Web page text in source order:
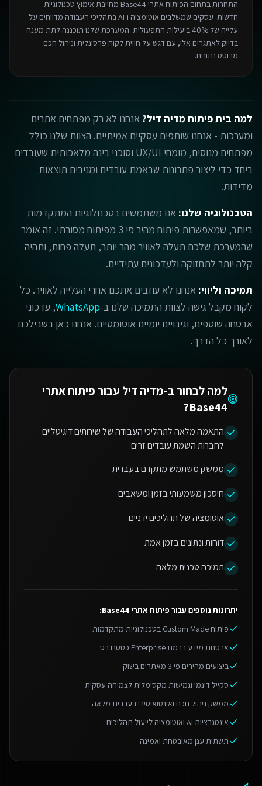
התחרות בתחום הפיתוח אתרי Base44
מחייבת אימוץ טכנולוגיות
חדשות. עסקים שמשלבים אוטומציה ו-AI בתהליכי העבודה מדווחים על
עלייה של 40% ביעילות התפעולית. המערכת שלנו תוכננה לתת מענה
בדיוק לאתגרים אלו, עם דגש על חווית לקוח פרסונלית וניהול חכם
מבוסס נתונים.
למה בית פיתוח מדיה דיל? אנחנו לא רק מפתחים אתרים
ומערכות - אנחנו שותפים עסקיים אמיתיים. הצוות שלנו כולל
מפתחים מנוסים, מומחי UX/UI וסוכני בינה מלאכותית שעובדים
ביחד כדי ליצור פתרונות שבאמת עובדים ומניבים תוצאות
מדידות.
הטכנולוגיה שלנו: אנו משתמשים בטכנולוגיות המתקדמות
ביותר, שמאפשרות פיתוח מהיר פי 3 מפיתוח מסורתי. זה אומר
שהמערכת שלכם תעלה לאוויר מהר יותר, תעלה פחות, ותהיה
קלה יותר לתחזוקה ולעדכונים עתידיים.
תמיכה וליווי: אנחנו לא עוזבים אתכם אחרי העלייה לאוויר. כל
לקוח מקבל גישה לצוות התמיכה שלנו ב-WhatsApp, עדכוני
אבטחה שוטפים, וגיבויים יומיים אוטומטיים. אנחנו כאן בשבילכם
לאורך כל הדרך.
למה לבחור ב-מדיה דיל עבור פיתוח אתרי
Base44
?
התאמה מלאה לתהליכי העבודה של שירותים דיגיטליים
לחברות השמת עובדים זרים
ממשק משתמש מתקדם בעברית
חיסכון משמעותי בזמן ומשאבים
אוטומציה של תהליכים ידניים
דוחות ונתונים בזמן אמת
תמיכה טכנית מלאה
יתרונות נוספים עבור פיתוח אתרי Base44
:
פיתוח Custom Made בטכנולוגיות מתקדמות
אבטחת מידע ברמת Enterprise כסטנדרט
ביצועים מהירים פי 3 מאתרים בשוק
סקייל דינמי וגמישות מקסימלית לצמיחה עסקית
ממשק ניהול חכם ואינטואיטיבי בעברית מלאה
אינטגרציות AI ואוטומציה לייעול תהליכים
תשתית ענן מאובטחת ואמינה